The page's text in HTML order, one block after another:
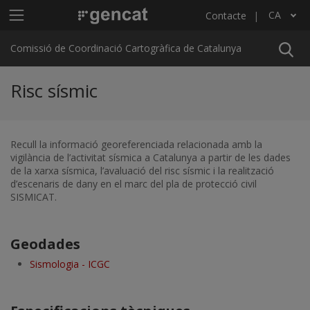
Menú principal C4 Contacte CA
Llista les accions addicionals
Comissió de Coordinació Cartogràfica de Catalunya
Risc sísmic
Recull la informació georeferenciada relacionada amb la
vigilància de l’activitat sísmica a Catalunya a partir de les dades
de la xarxa sísmica, l’avaluació del risc sísmic i la realització
d’escenaris de dany en el marc del pla de protecció civil
SISMICAT.
Geodades
Sismologia - ICGC